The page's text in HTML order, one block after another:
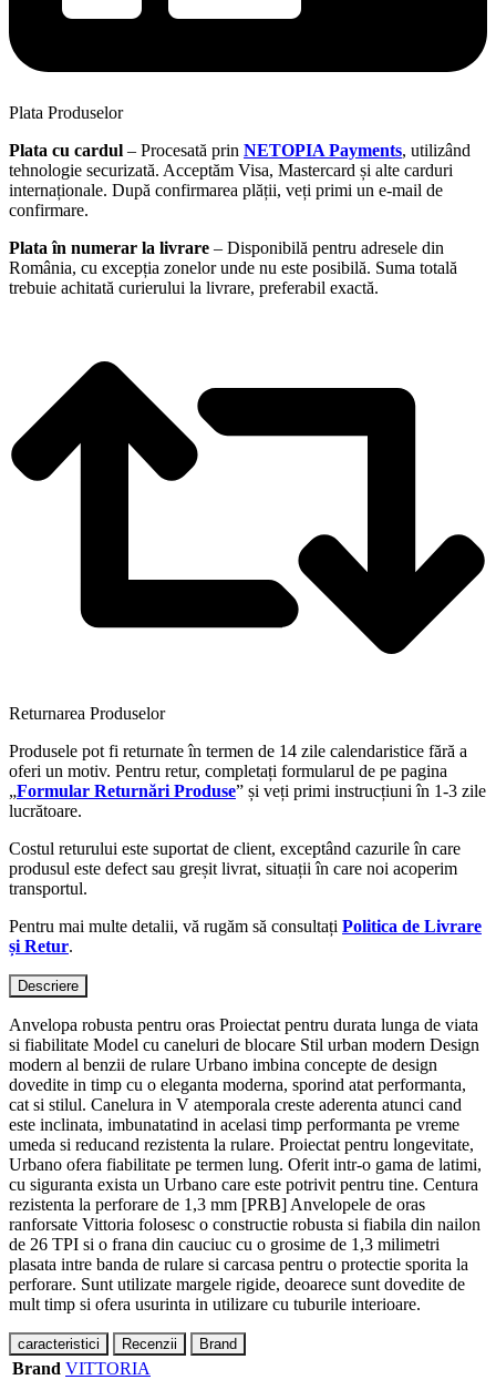
Plata Produselor
Plata cu cardul – Procesată prin NETOPIA Payments, utilizând
tehnologie securizată. Acceptăm Visa, Mastercard și alte carduri
internaționale. După confirmarea plății, veți primi un e-mail de
confirmare.
Plata în numerar la livrare – Disponibilă pentru adresele din
România, cu excepția zonelor unde nu este posibilă. Suma totală
trebuie achitată curierului la livrare, preferabil exactă.
Returnarea Produselor
Produsele pot fi returnate în termen de 14 zile calendaristice fără a
oferi un motiv. Pentru retur, completați formularul de pe pagina
„Formular Returnări Produse” și veți primi instrucțiuni în 1-3 zile
lucrătoare.
Costul returului este suportat de client, exceptând cazurile în care
produsul este defect sau greșit livrat, situații în care noi acoperim
transportul.
Pentru mai multe detalii, vă rugăm să consultați Politica de Livrare
și Retur.
Descriere
Anvelopa robusta pentru oras Proiectat pentru durata lunga de viata
si fiabilitate Model cu caneluri de blocare Stil urban modern Design
modern al benzii de rulare Urbano imbina concepte de design
dovedite in timp cu o eleganta moderna, sporind atat performanta,
cat si stilul. Canelura in V atemporala creste aderenta atunci cand
este inclinata, imbunatatind in acelasi timp performanta pe vreme
umeda si reducand rezistenta la rulare. Proiectat pentru longevitate,
Urbano ofera fiabilitate pe termen lung. Oferit intr-o gama de latimi,
cu siguranta exista un Urbano care este potrivit pentru tine. Centura
rezistenta la perforare de 1,3 mm [PRB] Anvelopele de oras
ranforsate Vittoria folosesc o constructie robusta si fiabila din nailon
de 26 TPI si o frana din cauciuc cu o grosime de 1,3 milimetri
plasata intre banda de rulare si carcasa pentru o protectie sporita la
perforare. Sunt utilizate margele rigide, deoarece sunt dovedite de
mult timp si ofera usurinta in utilizare cu tuburile interioare.
caracteristici Recenzii Brand
Brand VITTORIA